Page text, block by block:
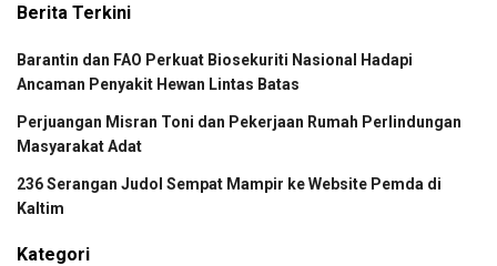
Berita Terkini
Barantin dan FAO Perkuat Biosekuriti Nasional Hadapi
Ancaman Penyakit Hewan Lintas Batas
Perjuangan Misran Toni dan Pekerjaan Rumah Perlindungan
Masyarakat Adat
236 Serangan Judol Sempat Mampir ke Website Pemda di
Kaltim
Kategori